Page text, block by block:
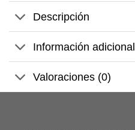
Descripción
Información adicional
Valoraciones (0)